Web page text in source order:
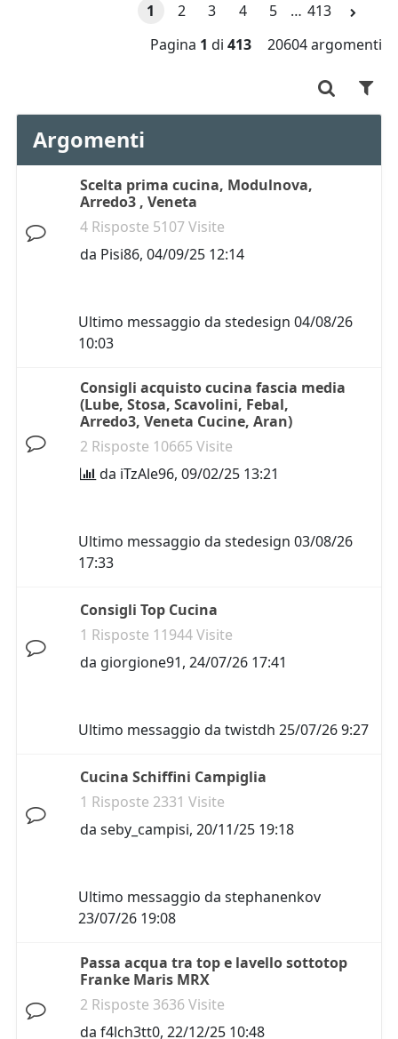
1 2 3 4 5 … 413
Pagina 1 di 413 20604 argomenti
Argomenti
Scelta prima cucina, Modulnova,
Arredo3 , Veneta
4 Risposte 5107 Visite
da Pisi86, 04/09/25 12:14
Ultimo messaggio da stedesign 04/08/26
10:03
Consigli acquisto cucina fascia media
(Lube, Stosa, Scavolini, Febal,
Arredo3, Veneta Cucine, Aran)
2 Risposte 10665 Visite
da iTzAle96, 09/02/25 13:21
Ultimo messaggio da stedesign 03/08/26
17:33
Consigli Top Cucina
1 Risposte 11944 Visite
da giorgione91, 24/07/26 17:41
Ultimo messaggio da twistdh 25/07/26 9:27
Cucina Schiffini Campiglia
1 Risposte 2331 Visite
da seby_campisi, 20/11/25 19:18
Ultimo messaggio da stephanenkov
23/07/26 19:08
Passa acqua tra top e lavello sottotop
Franke Maris MRX
2 Risposte 3636 Visite
da f4lch3tt0, 22/12/25 10:48